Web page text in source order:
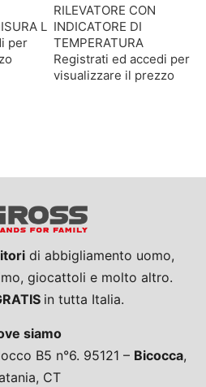
L
per
RILEVATORE CON
INDICATORE DI
TEMPERATURA
Registrati ed accedi per
visualizzare il prezzo
di abbigliamento uomo,
giocattoli e molto altro.
in tutta Italia.
siamo
B5 n°6. 95121 – Bicocca,
CT